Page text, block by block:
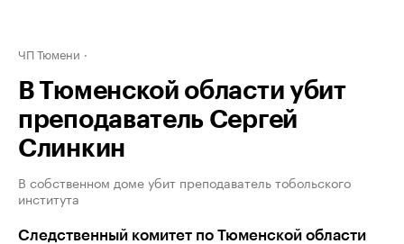
ЧП Тюмени
В Тюменской области убит
преподаватель Сергей
Слинкин
В собственном доме убит преподаватель тобольского
института
Следственный комитет по Тюменской области